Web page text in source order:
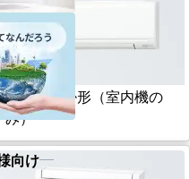
マルチ壁掛形（室内機の
み）
向け